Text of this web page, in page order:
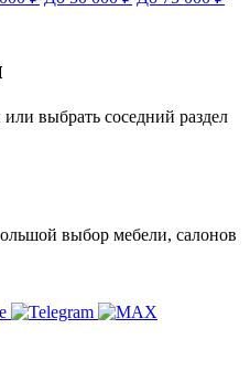
выбрать соседний раздел
выбор мебели, салонов